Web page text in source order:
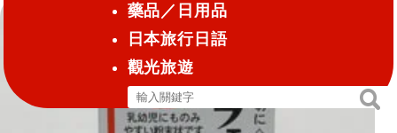
藥品／日用品
日本旅行日語
觀光旅遊
搜
尋
搜